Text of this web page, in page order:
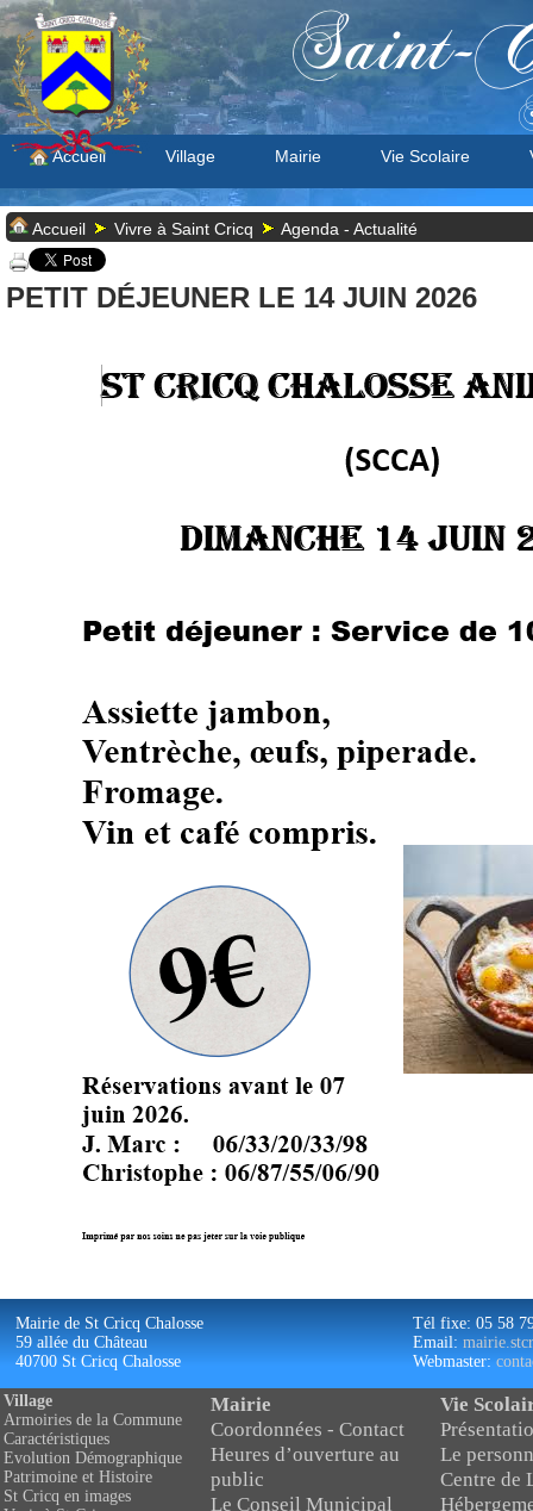
Saint-
Accueil Village Mairie Vie Scolaire
Accueil Vivre à Saint Cricq Agenda - Actualité
PETIT DÉJEUNER LE 14 JUIN 2026
Mairie de St Cricq Chalosse
59 allée du Château
40700 St Cricq Chalosse
Tél fixe: 05 58
Email:
Webmaster:
Village
Armoiries de la Commune
Caractéristiques
Evolution Démographique
Patrimoine et Histoire
St Cricq en images
Mairie
Coordonnées - Contact
Heures d’ouverture au
public
Le Conseil Municipal
Vie
Le
Centre de